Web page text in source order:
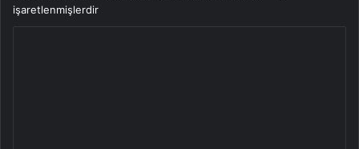
işaretlenmişlerdir